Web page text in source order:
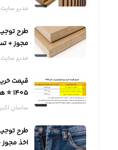
بانکی
مدیر سایت
طرح
مجوز +
مدیر سایت
قیمت
1405 ⭐️ هزینه احداث
ساسان
طرح
اخذ